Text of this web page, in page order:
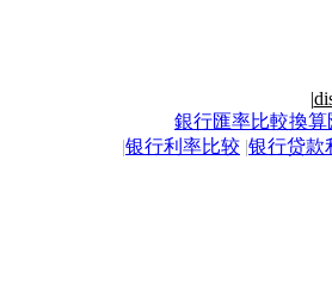
|
銀行匯率比較換算
|银行利率比较 |银行贷款